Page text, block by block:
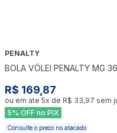
PENALTY
BOLA VÔLEI PENALTY MG
R$ 169,87
ou em ate 5x de R$ 33,97 sem
5% OFF no PIX
Consulte o preco no atacado